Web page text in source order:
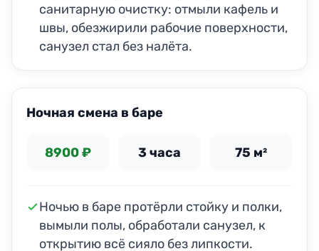
санитарную очистку: отмыли кафель и
швы, обезжирили рабочие поверхности,
санузел стал без налёта.
Ночная смена в баре
8900 ₽ 3 часа 75 м²
Ночью в баре протёрли стойку и полки,
вымыли полы, обработали санузел, к
открытию всё сияло без липкости.